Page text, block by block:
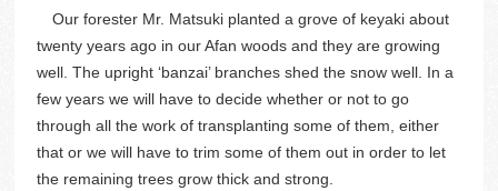
Our forester Mr. Matsuki planted a grove of keyaki about
twenty years ago in our Afan woods and they are growing
well. The upright ‘banzai’ branches shed the snow well. In a
few years we will have to decide whether or not to go
through all the work of transplanting some of them, either
that or we will have to trim some of them out in order to let
the remaining trees grow thick and strong.